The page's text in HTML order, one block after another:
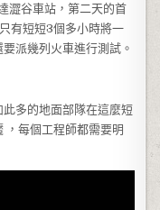
澀谷車站，第二天的首
有短短3個多小時將一
派幾列火車進行測試。
多的地面部隊在這麼短
，每個工程師都需要明